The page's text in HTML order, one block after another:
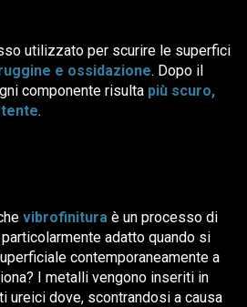
utilizzato per scurire le superfici
e ossidazione. Dopo il
componente risulta più scuro,
.
vibrofinitura è un processo di
adatto quando si
contemporaneamente a
I metalli vengono inseriti in
ureici dove, scontrandosi a causa